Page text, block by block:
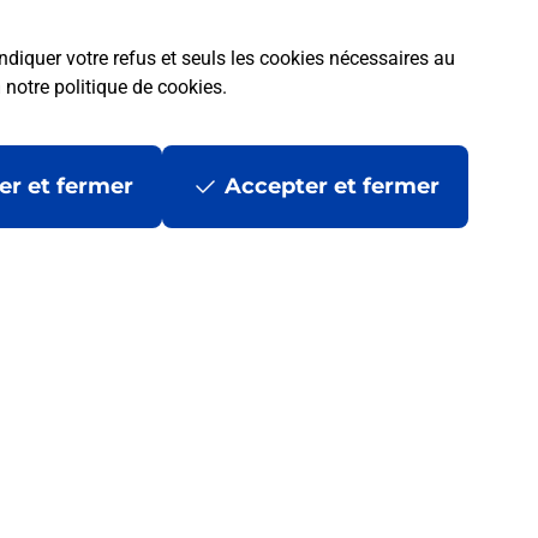
votre refus et seuls les cookies nécessaires au
notre politique de cookies.
et fermer Accepter et fermer